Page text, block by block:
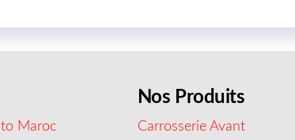
Maroc
Nos Produits
Carrosserie Avant